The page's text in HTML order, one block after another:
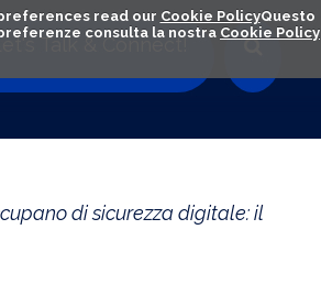
read our Cookie PolicyQuesto
consulta la nostra Cookie Policy
Talk & Connect!
di sicurezza digitale: il